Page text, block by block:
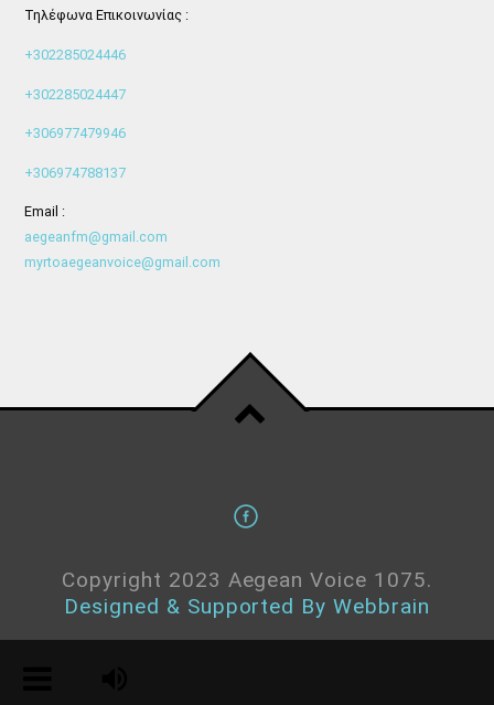
Τηλέφωνα Επικοινωνίας :
+302285024446
+302285024447
+306977479946
+306974788137
Email :
aegeanfm@gmail.com
myrtoaegeanvoice@gmail.com
Copyright 2023 Aegean Voice 1075.
Designed & Supported By Webbrain